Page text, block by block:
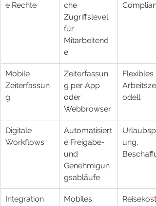
e Rechte
che
Zugriffslevel
für
Mitarbeitend
e
Mobile
Zeiterfassun
g
Zeiterfassun
g per App
oder
Webbrowser
Flexibles
odell
Digitale
Workflows
Automatisiert
e Freigabe-
und
Genehmigun
gsabläufe
ung,
Integration Mobiles